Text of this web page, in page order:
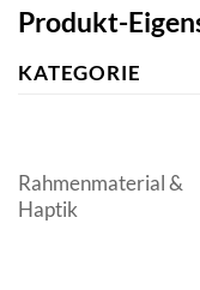
Produkt-
KATEGORIE
Rahmenmaterial &
Haptik